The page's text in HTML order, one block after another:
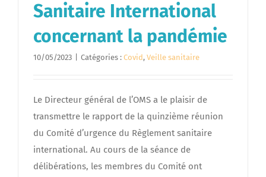
Sanitaire International
concernant la pandémie
10/05/2023 Catégories : Covid, Veille sanitaire
Le Directeur général de l’OMS a le plaisir de
transmettre le rapport de la quinzième réunion
du Comité d’urgence du Règlement sanitaire
international. Au cours de la séance de
délibérations, les membres du Comité ont